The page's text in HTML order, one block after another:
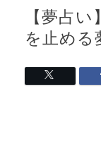
【夢占
を止める